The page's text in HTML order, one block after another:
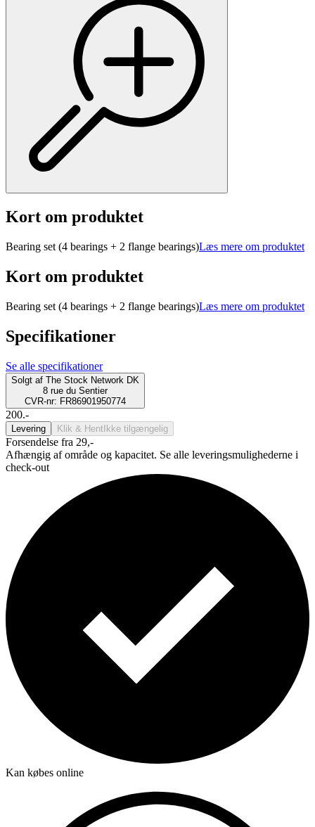
Kort om produktet
Bearing set (4 bearings + 2 flange bearings)Læs mere om produktet
Kort om produktet
Bearing set (4 bearings + 2 flange bearings)Læs mere om produktet
Specifikationer
Se alle specifikationer
Solgt af The Stock Network DK
8 rue du Sentier
CVR-nr: FR86901950774
200.-
Levering Klik & Hent Ikke tilgængelig
Forsendelse fra 29,-
Afhængig af område og kapacitet. Se alle leveringsmulighederne i
check-out
Kan købes online